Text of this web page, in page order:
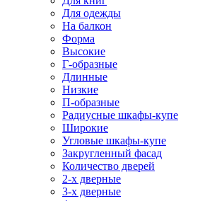
Для одежды
На балкон
Форма
Высокие
Г-образные
Длинные
Низкие
П-образные
Радиусные шкафы-купе
Широкие
Угловые шкафы-купе
Закругленный фасад
Количество дверей
2-х дверные
3-х дверные